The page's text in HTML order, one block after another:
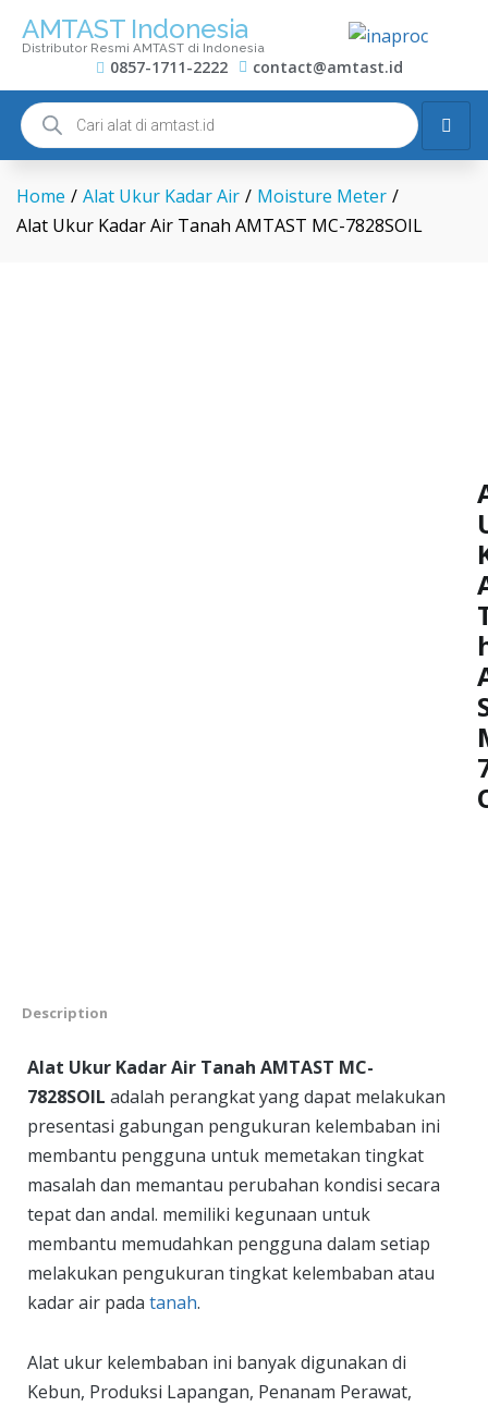
AMTAST Indonesia
Distributor Resmi AMTAST di Indonesia
0857-1711-2222 contact@amtast.id
Home / Alat Ukur Kadar Air / Moisture Meter /
Alat Ukur Kadar Air Tanah AMTAST MC-7828SOIL
Description
Alat Ukur Kadar Air Tanah AMTAST MC-
7828SOIL adalah perangkat yang dapat melakukan
presentasi gabungan pengukuran kelembaban ini
membantu pengguna untuk memetakan tingkat
masalah dan memantau perubahan kondisi secara
tepat dan andal. memiliki kegunaan untuk
membantu memudahkan pengguna dalam setiap
melakukan pengukuran tingkat kelembaban atau
kadar air pada tanah.
Alat ukur kelembaban ini banyak digunakan di
Kebun, Produksi Lapangan, Penanam Perawat,